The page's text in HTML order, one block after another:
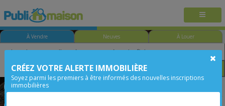
À Vendre Neuves À Louer
Chambre Prix
Saint-Donat
CRÉEZ VOTRE ALERTE IMMOBILIÈRE
Soyez parmi les premiers à être informés des nouvelles inscriptions
immobilières